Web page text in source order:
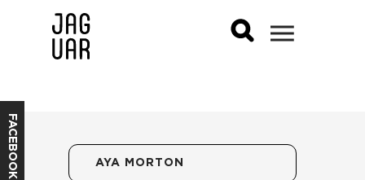
FACEBOOK AYA MORTON